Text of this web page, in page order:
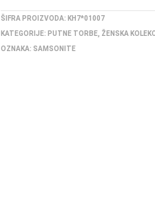
ŠIFRA PROIZVODA: KH7*01007
KATEGORIJE: PUTNE TORBE ŽENSKA
OZNAKA: SAMSONITE